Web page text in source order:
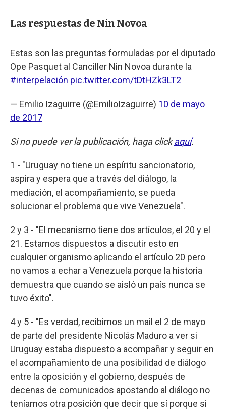
Las respuestas de Nin Novoa
Estas son las preguntas formuladas por el diputado
Ope Pasquet al Canciller Nin Novoa durante la
#interpelación pic.twitter.com/tDtHZk3LT2
— Emilio Izaguirre (@EmilioIzaguirre) 10 de mayo
de 2017
Si no puede ver la publicación, haga clickaquí.
1 - "Uruguay no tiene un espíritu sancionatorio,
aspira y espera que a través del diálogo, la
mediación, el acompañamiento, se pueda
solucionar el problema que vive Venezuela".
2 y 3 - "El mecanismo tiene dos artículos, el 20 y el
21. Estamos dispuestos a discutir esto en
cualquier organismo aplicando el artículo 20 pero
no vamos a echar a Venezuela porque la historia
demuestra que cuando se aisló un país nunca se
tuvo éxito".
4 y 5 - "Es verdad, recibimos un mail el 2 de mayo
de parte del presidente Nicolás Maduro a ver si
Uruguay estaba dispuesto a acompañar y seguir en
el acompañamiento de una posibilidad de diálogo
entre la oposición y el gobierno, después de
decenas de comunicados apostando al diálogo no
teníamos otra posición que decir que sí porque si